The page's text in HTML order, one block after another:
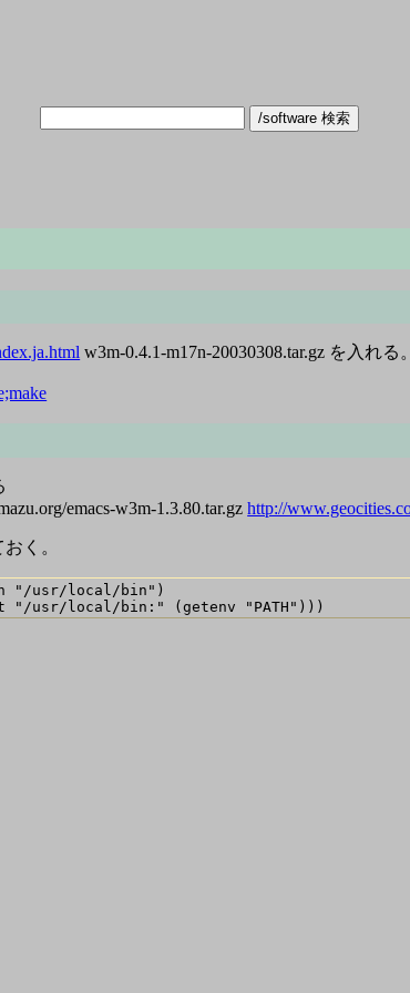
w3m-0.4.1-m17n-20030308.tar.gz を入れる。
emacs-w3m-1.3.80.tar.gzhttp://
く。
"/usr/local/bin")